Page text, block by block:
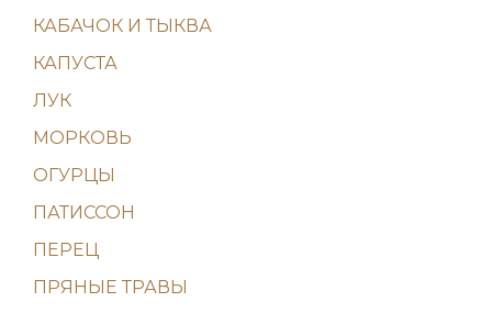
КАБАЧОК И ТЫКВА
КАПУСТА
ЛУК
МОРКОВЬ
ОГУРЦЫ
ПАТИССОН
ПЕРЕЦ
ПРЯНЫЕ ТРАВЫ